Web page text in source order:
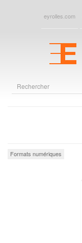
eyrolles.com
Formats numériques